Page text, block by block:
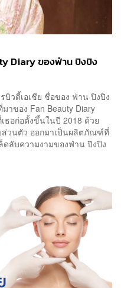
Diary ของฟ่าน ปิงปิง
วตี้เอเชีย ชื่อของ ฟ่าน ปิงปิง
าของ Fan Beauty Diary
ธอก่อตั้งขึ้นในปี 2018 ด้วย
ส่วนตัว ออกมาเป็นผลิตภัณฑ์ที่
ดลับความงามของฟ่าน ปิงปิง